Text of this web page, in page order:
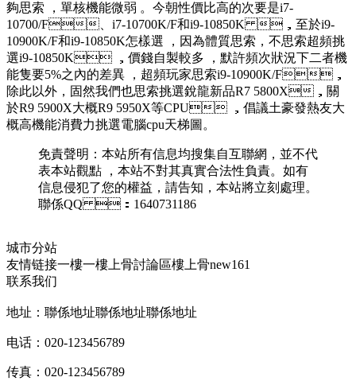
夠思索 ，單核機能微弱 。今朝性價比高的次要是i7-
10700/F、i7-10700K/F和i9-10850K ，至於i9-
10900K/F和i9-10850K怎樣選 ，因為體質思索，不思索超頻挑
選i9-10850K ，價錢自製較多 ，默許頻次狀況下二者機
能隻要5%之內的差異 ，超頻玩家思索i9-10900K/F，
除此以外，固然我們也思索挑選銳龍新品R7 5800X，關
於R9 5900X大概R9 5950X等CPU ，倡議土豪發熱友大
概高機能消費力挑選電腦cpu天梯圖。
免責聲明 ：本站所有信息均搜集自互聯網，並不代
表本站觀點  ，本站不對其真實合法性負責。如有
信息侵犯了您的權益，請告知，本站將立刻處理。
聯係QQ ：1640731186
城市分站
友情链接一樓一樓上骨討論區樓上骨new161
联系我们
地址：聯係地址聯係地址聯係地址
电话：020-123456789
传真：020-123456789